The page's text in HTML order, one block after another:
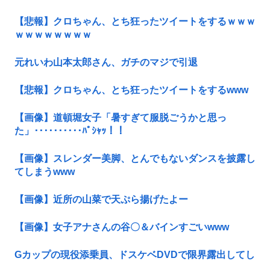
【悲報】クロちゃん、とち狂ったツイートをするｗｗｗ
ｗｗｗｗｗｗｗｗ
元れいわ山本太郎さん、ガチのマジで引退
【悲報】クロちゃん、とち狂ったツイートをするwww
【画像】道頓堀女子「暑すぎて服脱ごうかと思っ
た」･･････････ﾊﾟｼｬｯ！！
【画像】スレンダー美脚、とんでもないダンスを披露し
てしまうwww
【画像】近所の山菜で天ぷら揚げたよー
【画像】女子アナさんの谷〇＆バインすごいwww
Gカップの現役添乗員、ドスケベDVDで限界露出してし